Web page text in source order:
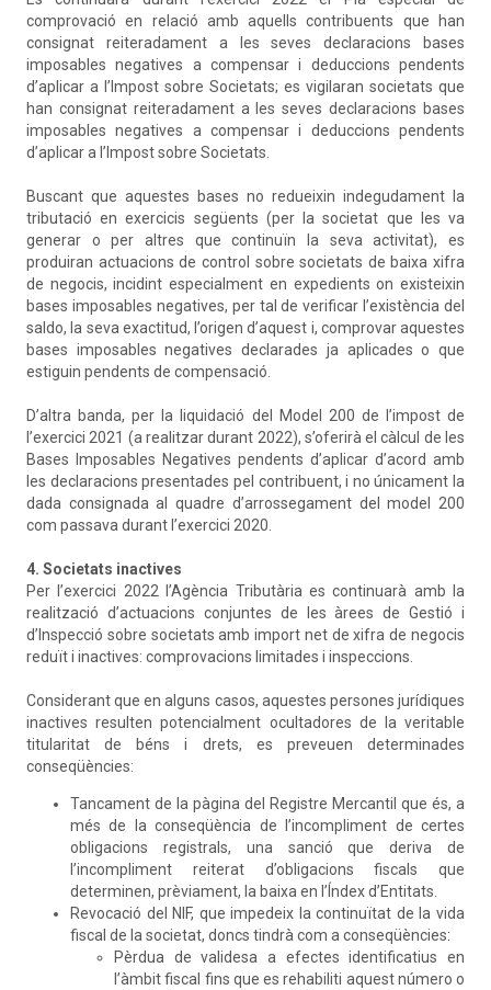
comprovació en relació amb aquells contribuents que han
consignat reiteradament a les seves declaracions bases
imposables negatives a compensar i deduccions pendents
d’aplicar a l’Impost sobre Societats; es vigilaran societats que
han consignat reiteradament a les seves declaracions bases
imposables negatives a compensar i deduccions pendents
d’aplicar a l’Impost sobre Societats.
Buscant que aquestes bases no redueixin indegudament la
tributació en exercicis següents (per la societat que les va
generar o per altres que continuïn la seva activitat), es
produiran actuacions de control sobre societats de baixa xifra
de negocis, incidint especialment en expedients on existeixin
bases imposables negatives, per tal de verificar l’existència del
saldo, la seva exactitud, l’origen d’aquest i, comprovar aquestes
bases imposables negatives declarades ja aplicades o que
estiguin pendents de compensació.
D’altra banda, per la liquidació del Model 200 de l’impost de
l’exercici 2021 (a realitzar durant 2022), s’oferirà el càlcul de les
Bases Imposables Negatives pendents d’aplicar d’acord amb
les declaracions presentades pel contribuent, i no únicament la
dada consignada al quadre d’arrossegament del model 200
com passava durant l’exercici 2020.
4. Societats inactives
Per l’exercici 2022 l’Agència Tributària es continuarà amb la
realització d’actuacions conjuntes de les àrees de Gestió i
d’Inspecció sobre societats amb import net de xifra de negocis
reduït i inactives: comprovacions limitades i inspeccions.
Considerant que en alguns casos, aquestes persones jurídiques
inactives resulten potencialment ocultadores de la veritable
titularitat de béns i drets, es preveuen determinades
conseqüències:
Tancament de la pàgina del Registre Mercantil que és, a
més de la conseqüència de l’incompliment de certes
obligacions registrals, una sanció que deriva de
l’incompliment reiterat d’obligacions fiscals que
determinen, prèviament, la baixa en l’Índex d’Entitats.
Revocació del NIF, que impedeix la continuïtat de la vida
fiscal de la societat, doncs tindrà com a conseqüències:
Pèrdua de validesa a efectes identificatius en
l’àmbit fiscal fins que es rehabiliti aquest número o